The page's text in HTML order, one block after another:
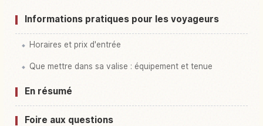
Informations pratiques pour les voyageurs
Horaires et prix d'entrée
Que mettre dans sa valise : équipement et tenue
En résumé
Foire aux questions